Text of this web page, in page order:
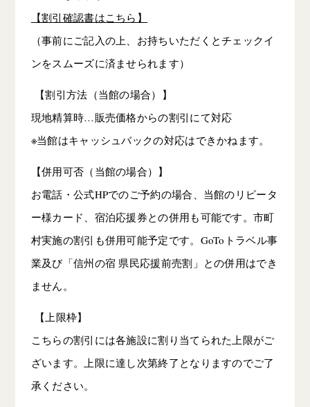
【割引確認書はこちら】
（事前にご記入の上、お持ちいただくとチェックイ
ンをスムーズに済ませられます）
【割引方法（当館の場合）】
現地精算時…販売価格からの割引にて対応
※当館はキャッシュバックの対応はできかねます。
【併用可否（当館の場合）】
お電話・公式HPでのご予約の場合、当館のリピータ
ー様カード、宿泊応援券との併用も可能です。市町
村実施の割引も併用可能予定です。GoToトラベル事
業及び「信州の宿 県⺠応援前売割」との併用はでき
ません。
【上限枠】
こちらの割引には各施設に割り当てられた上限がご
ざいます。上限に達し次第終了となりますのでご了
承ください。